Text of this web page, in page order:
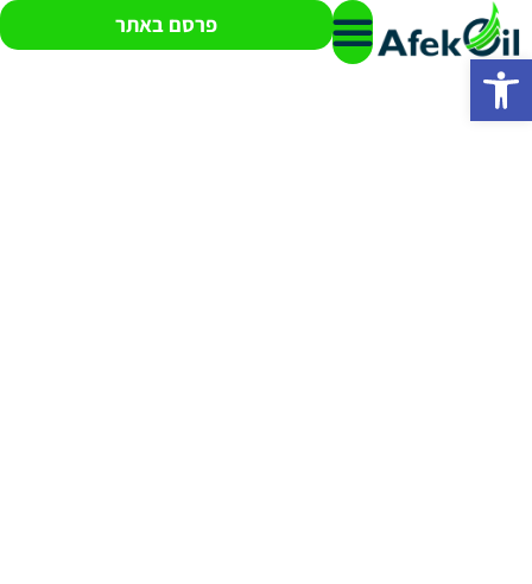
פתח סרגל נגישות
פרסם באתר